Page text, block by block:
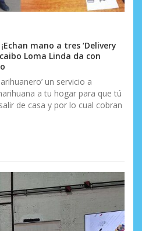
mano a tres ‘Delivery
Loma Linda da con
un servicio a
a tu hogar para que tú
de casa y por lo cual cobran